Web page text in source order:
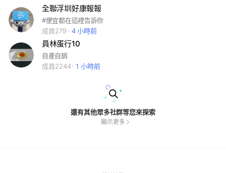
全聯浮圳好康報報
#便宜都在這裡告訴你
成員279
4 小時前
員林蛋行10
自產自銷
成員2244
1 小時前
還有其他眾多社群等您來探索
顯示更多